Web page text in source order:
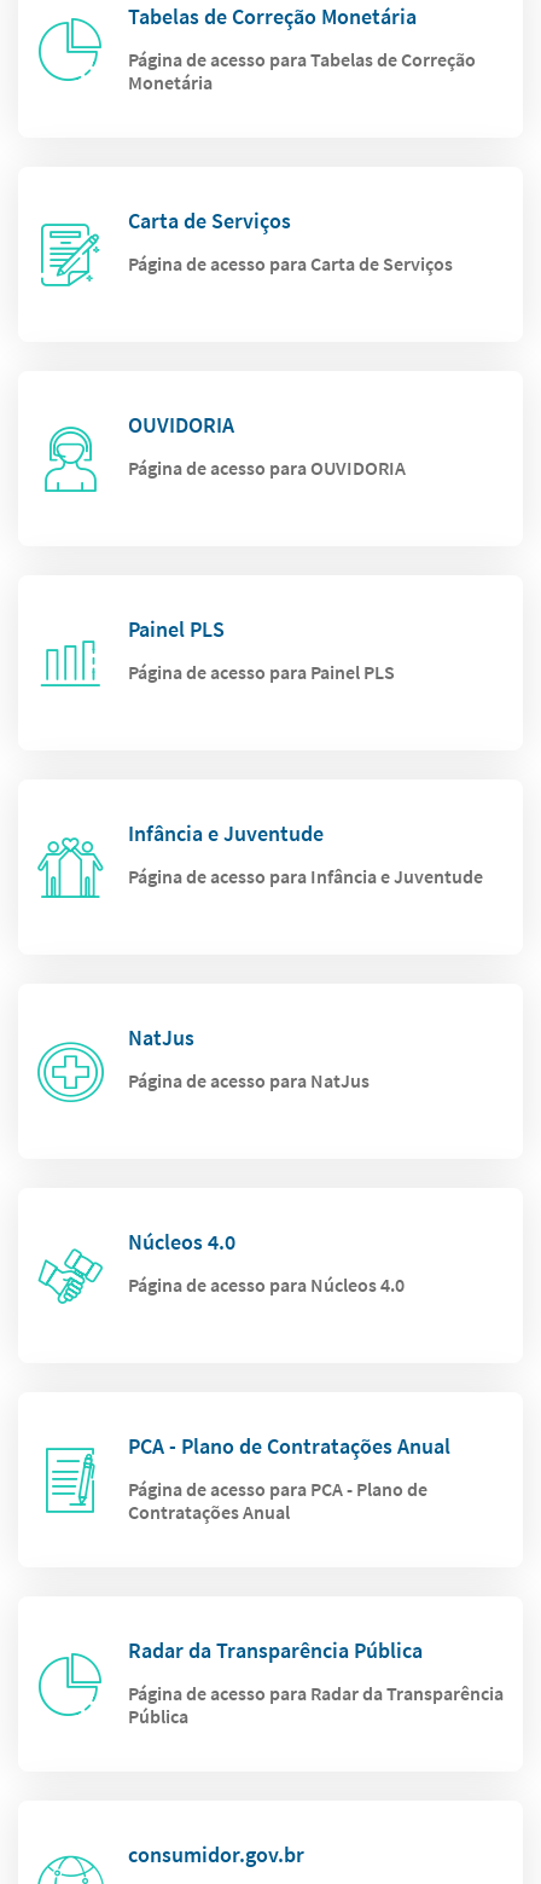
Tabelas de Correção Monetária
Página de acesso para Tabelas de Correção
Monetária
Carta de Serviços
Página de acesso para Carta de Serviços
OUVIDORIA
Página de acesso para OUVIDORIA
Painel PLS
Página de acesso para Painel PLS
Infância e Juventude
Página de acesso para Infância e Juventude
NatJus
Página de acesso para NatJus
Núcleos 4.0
Página de acesso para Núcleos 4.0
PCA - Plano de Contratações Anual
Página de acesso para PCA - Plano de
Contratações Anual
Radar da Transparência Pública
Página de acesso para Radar da Transparência
Pública
consumidor.gov.br